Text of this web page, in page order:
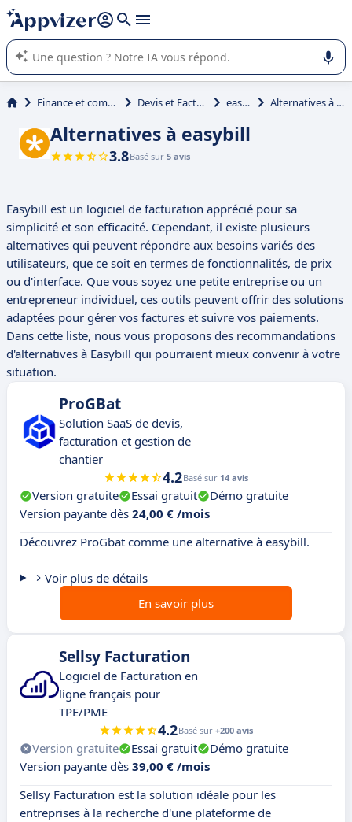
répondre (plusieurs lignes avec
L'IA de Appvizer vous guide dans l'utilisation ou la sélection de
logiciel SaaS en entreprise.
Finance et comptabilité Devis et Facturation easybill Alternatives à easybill
Alternatives à easybill
3.8Basé sur 5 avis
Easybill est un logiciel de facturation apprécié pour sa
simplicité et son efficacité. Cependant, il existe plusieurs
alternatives qui peuvent répondre aux besoins variés des
utilisateurs, que ce soit en termes de fonctionnalités, de prix
ou d'interface. Que vous soyez une petite entreprise ou un
entrepreneur individuel, ces outils peuvent offrir des solutions
adaptées pour gérer vos factures et suivre vos paiements.
Dans cette liste, nous vous proposons des recommandations
d'alternatives à Easybill qui pourraient mieux convenir à votre
situation.
ProGBat
Solution SaaS de devis,
facturation et gestion de
chantier
4.2Basé sur 14 avis
Version gratuite Essai gratuit
Démo gratuite
Version payante dès 24,00 € /mois
Découvrez ProGbat comme une alternative à easybill.
Voir plus de détails
En savoir plus
Sellsy Facturation
Logiciel de Facturation en
ligne français pour
TPE/PME
4.2Basé sur +200 avis
Version gratuite Essai gratuit
Démo gratuite
Version payante dès 39,00 € /mois
Sellsy Facturation est la solution idéale pour les
entreprises à la recherche d'une plateforme de